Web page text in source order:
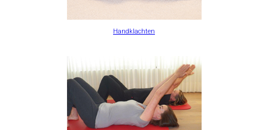
Handklachten